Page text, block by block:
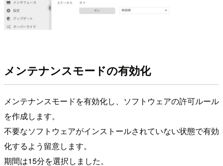
メンテナンスモードの有効化
メンテナンスモードを有効化し、ソフトウェアの許可ルール
を作成します。
不要なソフトウェアがインストールされていない状態で有効
化するよう留意します。
期間は15分を選択しました。